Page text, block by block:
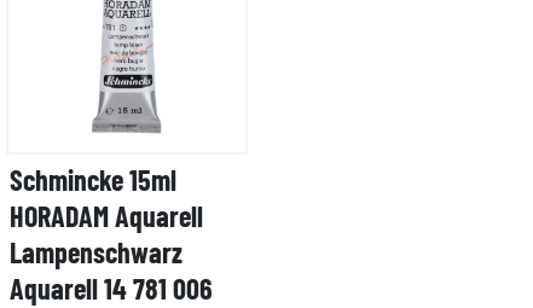
Schmincke 15ml
HORADAM Aquarell
Lampenschwarz
Aquarell 14 781 006